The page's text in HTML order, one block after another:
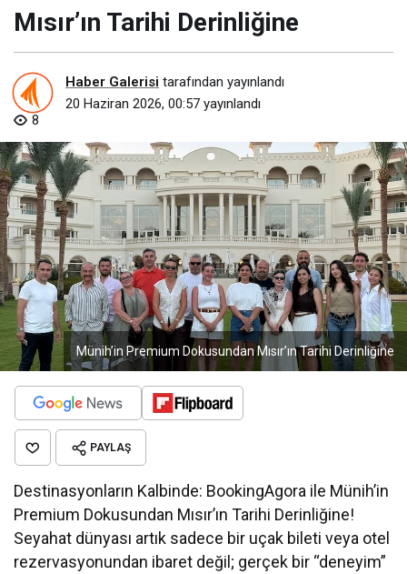
Mısır’ın Tarihi Derinliğine
Haber Galerisi tarafından yayınlandı
20 Haziran 2026, 00:57 yayınlandı
8
Münih’in Premium Dokusundan Mısır’ın Tarihi Derinliğine
PAYLAŞ
Destinasyonların Kalbinde: BookingAgora ile Münih’in
Premium Dokusundan Mısır’ın Tarihi Derinliğine!
Seyahat dünyası artık sadece bir uçak bileti veya otel
rezervasyonundan ibaret değil; gerçek bir “deneyim”